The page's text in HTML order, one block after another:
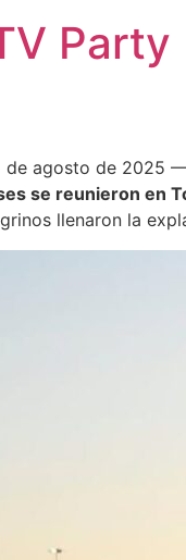
Party
de agosto de 2025
se reunieron en
llenaron la